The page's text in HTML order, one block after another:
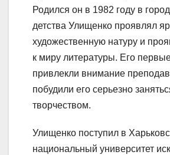
Родился он в 1982 году в
детства Улищенко проявлял
художественную натуру и
к миру литературы. Его
привлекли внимание
побудили его серьезно
творчеством.
Улищенко поступил в
национальный университет